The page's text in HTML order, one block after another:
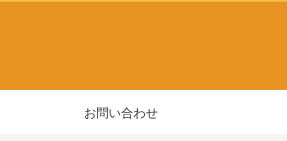
お問い合わせ